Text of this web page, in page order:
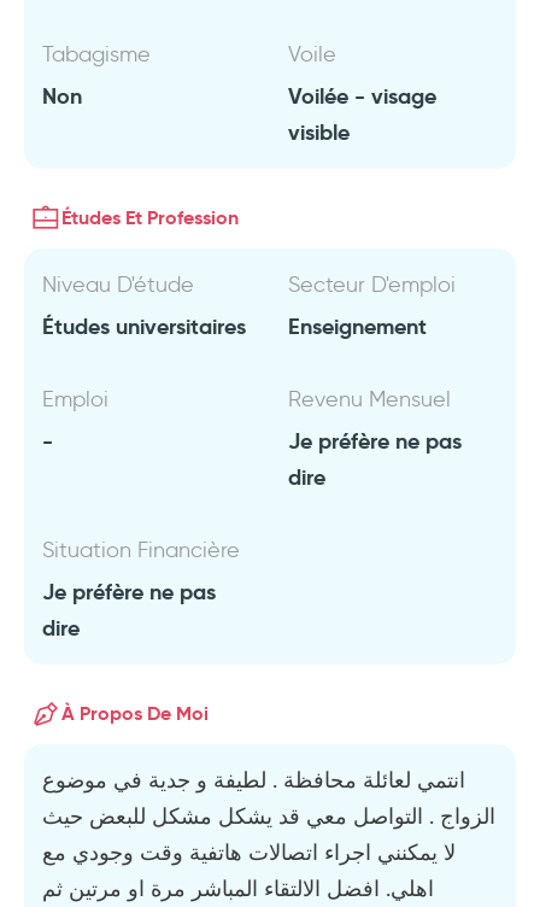
Tabagisme
Non
Voile
Voilée - visage
visible
Études Et Profession
Niveau D'étude
Études universitaires
Secteur D'emploi
Enseignement
Emploi
-
Revenu Mensuel
Je préfère ne pas
dire
Situation Financière
Je préfère ne pas
dire
À Propos De Moi
انتمي لعائلة محافظة . لطيفة و جدية في موضوع
الزواج . التواصل معي قد يشكل مشكل للبعض حيث
لا يمكنني اجراء اتصالات هاتفية وقت وجودي مع
اهلي. افضل الالتقاء المباشر مرة او مرتين ثم